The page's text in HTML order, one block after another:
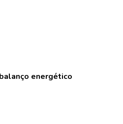
energético